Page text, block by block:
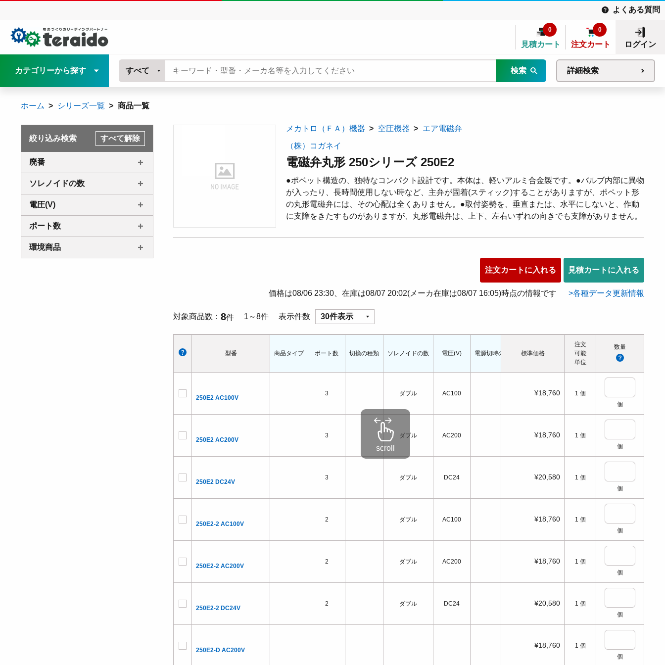
よくある質問
見積カート
0
注文カート
0
ログイン
カテゴリーから探す すべて 検索 詳細検索
ホーム シリーズ一覧 商品一覧
絞り込み検索 すべて解除
廃番
ソレノイドの数
電圧(V)
ポート数
環境商品
メカトロ（ＦＡ）機器 空圧機器 エア電磁弁
（株）コガネイ
電磁弁丸形 250シリーズ 250E2
●ポベット構造の、独特なコンパクト設計です。本体は、軽いアルミ合金製です。●バルブ内部に異物
が入ったり、長時間使用しない時など、主弁が固着(スティック)することがありますが、ポペット形
の丸形電磁弁には、その心配は全くありません。●取付姿勢を、垂直または、水平にしないと、作動
に支障をきたすものがありますが、丸形電磁弁は、上下、左右いずれの向きでも支障がありません。
注文カートに入れる 見積カートに入れる
価格は08/06 23:30、在庫は08/07 20:02(メーカ在庫は08/07 16:05)時点の情報です 各種データ更新情報
対象商品数 8件 1～8件 表示件数 30件表示
型番
250E2 AC100V
250E2 AC200V
250E2 DC24V
250E2-2 AC100V
250E2-2 AC200V
250E2-2 DC24V
250E2-D AC200V
商品タイプ ポート数 切換の種類 ソレノイドの数 電圧(V) 電源切時の状態 配管口の種類 配管ねじの呼び 適応シリンダ径
3 ダブル AC100
3 ダブル AC200
3 ダブル DC24
2 ダブル AC100
2 ダブル AC200
2 ダブル DC24
標準価格
注文
可能
単位
数量
¥18,760 1 個
個
¥18,760 1 個
個
¥20,580 1 個
個
¥18,760 1 個
個
¥18,760 1 個
個
¥20,580 1 個
個
¥18,760 1 個
個